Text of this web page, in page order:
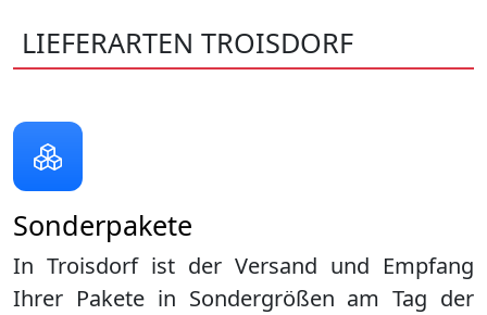
LIEFERARTEN TROISDORF
Sonderpakete
In Troisdorf ist der Versand und Empfang
Ihrer Pakete in Sondergrößen am Tag der